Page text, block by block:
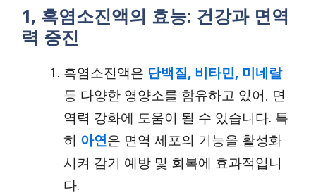
1, 흑염소진액의 효능: 건강과 면역
력 증진
흑염소진액은 단백질, 비타민, 미네랄
등 다양한 영양소를 함유하고 있어, 면
역력 강화에 도움이 될 수 있습니다. 특
히 아연은 면역 세포의 기능을 활성화
시켜 감기 예방 및 회복에 효과적입니
다.